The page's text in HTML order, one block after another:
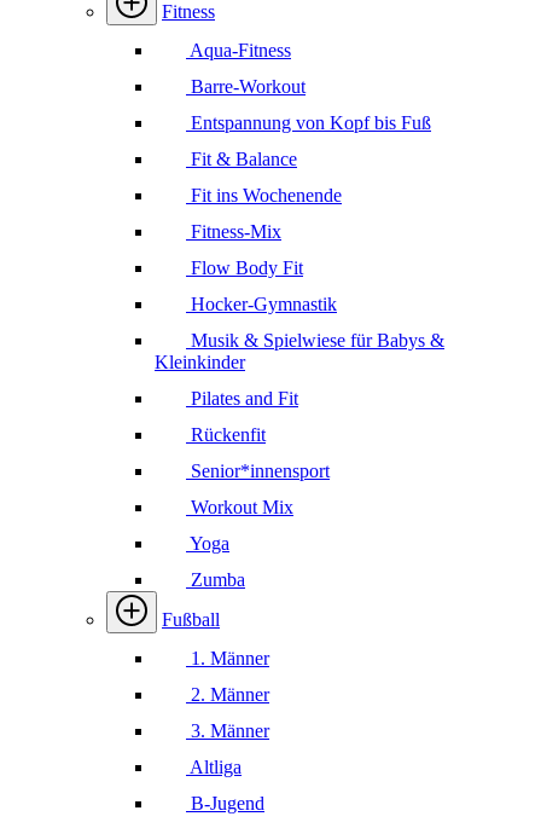
Fitness
Aqua-Fitness
Barre-Workout
Entspannung von Kopf bis Fuß
Fit & Balance
Fit ins Wochenende
Fitness-Mix
Flow Body Fit
Hocker-Gymnastik
Musik & Spielwiese für Babys &
Kleinkinder
Pilates and Fit
Rückenfit
Senior*innensport
Workout Mix
Yoga
Zumba
Fußball
1. Männer
2. Männer
3. Männer
Altliga
B-Jugend